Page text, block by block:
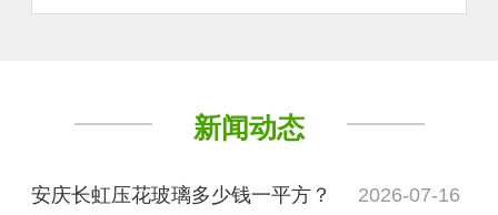
新闻动态
安庆长虹压花玻璃多少钱一平方？ 2026-07-16